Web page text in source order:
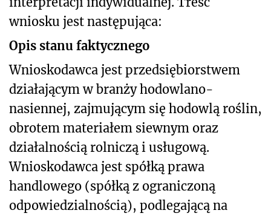
wniosku jest następująca:
Opis stanu faktycznego
Wnioskodawca jest przedsiębiorstwem
działającym w branży hodowlano-
nasiennej, zajmującym się hodowlą roślin,
obrotem materiałem siewnym oraz
działalnością rolniczą i usługową.
Wnioskodawca jest spółką prawa
handlowego (spółką z ograniczoną
odpowiedzialnością), podlegającą na